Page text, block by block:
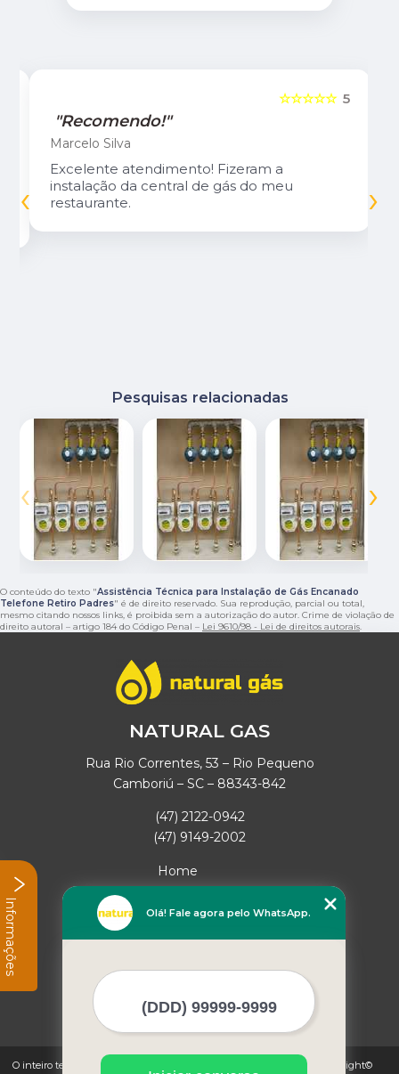
5
☆☆☆☆☆
"Recomendo!"
Marcelo Silva
Excelente atendimento! Fizeram a
instalação da central de gás do meu
restaurante.
‹ ›
Pesquisas relacionadas
‹ ›
O conteúdo do texto "Assistência Técnica para Instalação de Gás Encanado
Telefone Retiro Padres" é de direito reservado. Sua reprodução, parcial ou total,
mesmo citando nossos links, é proibida sem a autorização do autor. Crime de violação de
direito autoral – artigo 184 do Código Penal – Lei 9610/98 - Lei de direitos autorais.
NATURAL GAS
Rua Rio Correntes, 53 – Rio Pequeno
Camboriú – SC – 88343-842
(47) 2122-0942
(47) 9149-2002
Home
Empresa
Missão
Mapa do site
O inteiro teor deste site está sujeito à proteção de direitos autorais. Copyright©
Olá! Fale agora pelo WhatsApp.
Informações